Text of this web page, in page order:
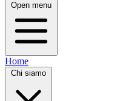
Open menu
Home
Chi siamo